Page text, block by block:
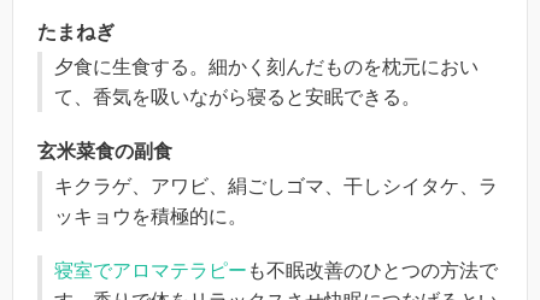
たまねぎ
夕食に生食する。細かく刻んだものを枕元におい
て、香気を吸いながら寝ると安眠できる。
玄米菜食の副食
キクラゲ、アワビ、絹ごしゴマ、干しシイタケ、ラ
ッキョウを積極的に。
寝室でアロマテラピー も不眠改善のひとつの方法で